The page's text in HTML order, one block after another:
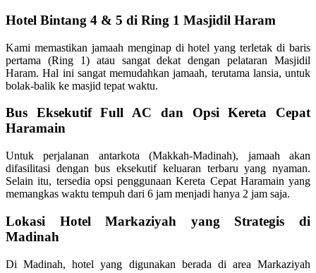
Hotel Bintang 4 & 5 di Ring 1 Masjidil Haram
Kami memastikan jamaah menginap di hotel yang terletak di baris
pertama (Ring 1) atau sangat dekat dengan pelataran Masjidil
Haram. Hal ini sangat memudahkan jamaah, terutama lansia, untuk
bolak-balik ke masjid tepat waktu.
Bus Eksekutif Full AC dan Opsi Kereta Cepat
Haramain
Untuk perjalanan antarkota (Makkah-Madinah), jamaah akan
difasilitasi dengan bus eksekutif keluaran terbaru yang nyaman.
Selain itu, tersedia opsi penggunaan Kereta Cepat Haramain yang
memangkas waktu tempuh dari 6 jam menjadi hanya 2 jam saja.
Lokasi Hotel Markaziyah yang Strategis di
Madinah
Di Madinah, hotel yang digunakan berada di area Markaziyah